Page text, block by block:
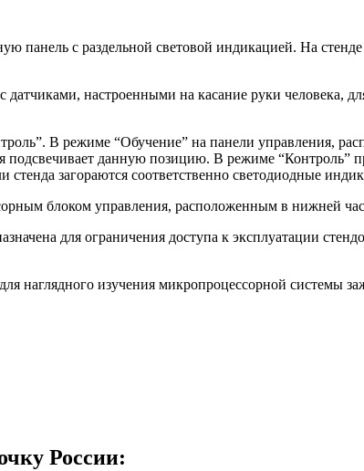
панель с раздельной световой индикацией. На
настроенными на касание руки человека,
В режиме “Обучение” на панели управления,
подсвечивает данную позицию. В режиме “Контроль”
загораются соответственно светодиодные
блоком управления, расположенным в нижней
для ограничения доступа к эксплуатации
наглядного изучения микропроцессорной системы
России: